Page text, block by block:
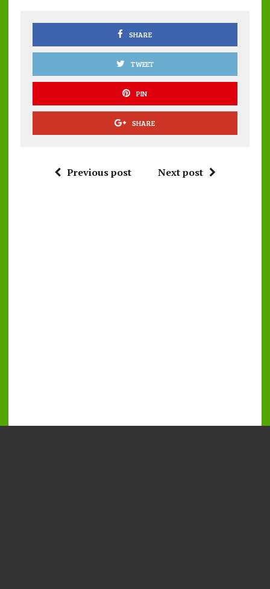
k p SHARE
TWEET
PIN
SHARE
Previous post Next post